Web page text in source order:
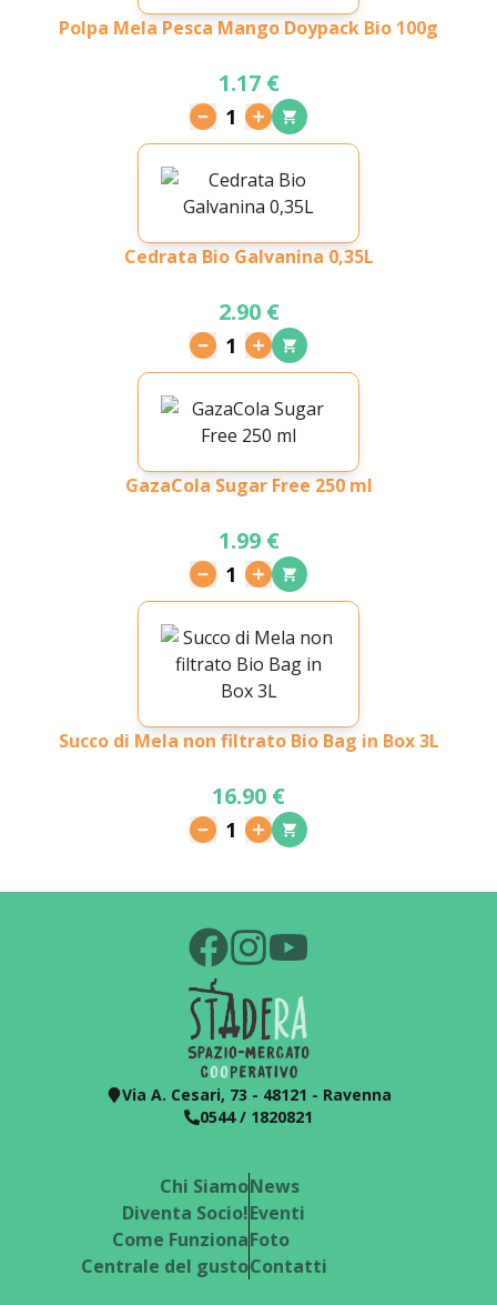
Polpa Mela Pesca Mango Doypack Bio 100g
1.17 €
1
Cedrata Bio Galvanina 0,35L
2.90 €
1
GazaCola Sugar Free 250 ml
1.99 €
1
Succo di Mela non filtrato Bio Bag in Box 3L
16.90 €
1
Via A. Cesari, 73 - 48121 - Ravenna
0544 / 1820821
Chi Siamo
Diventa Socio!
Come Funziona
Centrale del gusto
News
Eventi
Foto
Contatti